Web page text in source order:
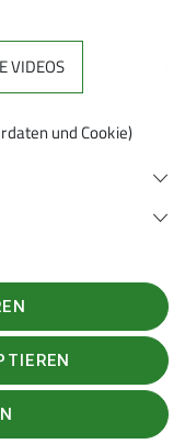
VIDEOS
und Cookie)